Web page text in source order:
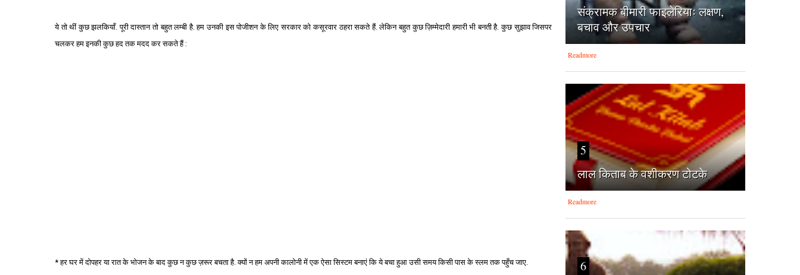
ये तो थीं कुछ झलकियाँ. पूरी दास्तान तो बहुत लम्बी है. हम उनकी इस पोजीशन के लिए सरकार को कसूरवार ठहरा सकते हैं. लेकिन बहुत कुछ ज़िम्मेदारी हमारी भी बनती है. कुछ सुझाव जिसपर
चलकर हम इनकी कुछ हद तक मदद कर सकते हैं :
* हर घर में दोपहर या रात के भोजन के बाद कुछ न कुछ ज़रूर बचता है. क्यों न हम अपनी कालोनी में एक ऐसा सिस्टम बनाएं कि ये बचा हुआ उसी समय किसी पास के स्लम तक पहुँच जाए.
संक्रामक बीमारी फाइलेरियाः लक्षण,
बचाव और उपचार
Readmore
5
लाल किताब के वशीकरण टोटके
Readmore
6